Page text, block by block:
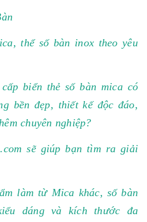
thể số bàn inox theo yêu
biển thẻ số bàn mica có
bền đẹp, thiết kế độc đáo,
chuyên nghiệp?
sẽ giúp bạn tìm ra giải
làm từ Mica khác, số bàn
dáng và kích thước đa